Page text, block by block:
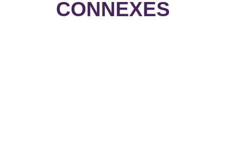
CONNEXES